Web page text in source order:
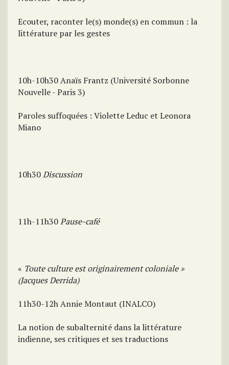
Ecouter, raconter le(s) monde(s) en commun : la
littérature par les gestes
10h-10h30 Anaïs Frantz (Université Sorbonne
Nouvelle - Paris 3)
Paroles suffoquées : Violette Leduc et Leonora
Miano
10h30Discussion
11h-11h30Pause-café
« Toute culture est originairement coloniale »
(Jacques Derrida)
11h30-12h Annie Montaut (INALCO)
La notion de subalternité dans la littérature
indienne, ses critiques et ses traductions